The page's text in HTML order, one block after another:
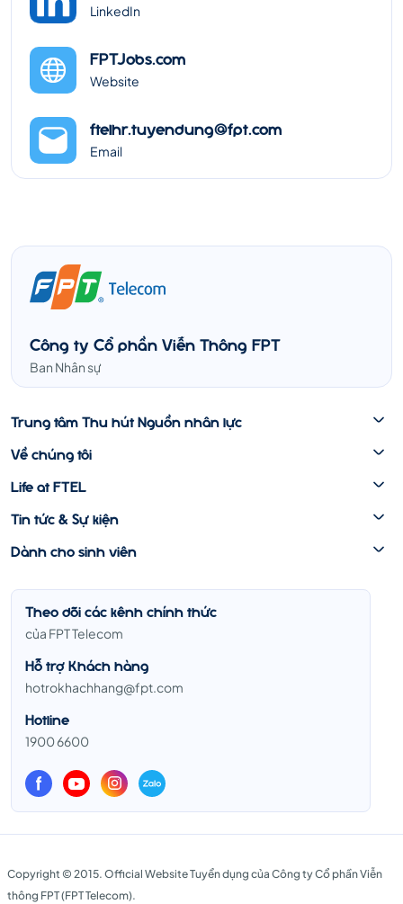
LinkedIn
FPTJobs.com
Website
ftelhr.tuyendung@fpt.com
Email
Công ty Cổ phần Viễn Thông FPT
Ban Nhân sự
Trung tâm Thu hút Nguồn nhân lực
Về chúng tôi
Life at FTEL
Tin tức & Sự kiện
Dành cho sinh viên
Theo dõi các kênh chính thức
của FPT Telecom
Hỗ trợ Khách hàng
hotrokhachhang@fpt.com
Hotline
1900 6600
Copyright © 2015. Official Website Tuyển dụng của Công ty Cổ phần Viễn
thông FPT (FPT Telecom).